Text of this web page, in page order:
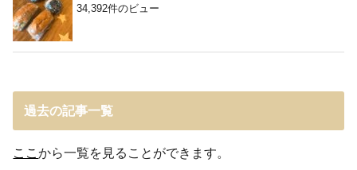
34,392件のビュー
過去の記事一覧
ここから一覧を見ることができます。